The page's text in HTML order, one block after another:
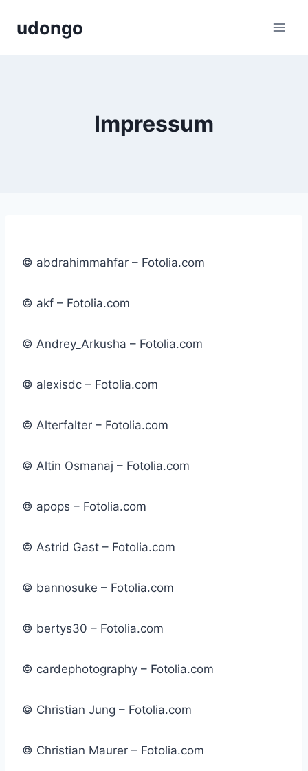
Inhaltudongo
Impressum
© abdrahimmahfar – Fotolia.com
© akf – Fotolia.com
© Andrey_Arkusha – Fotolia.com
© alexisdc – Fotolia.com
© Alterfalter – Fotolia.com
© Altin Osmanaj – Fotolia.com
© apops – Fotolia.com
© Astrid Gast – Fotolia.com
© bannosuke – Fotolia.com
© bertys30 – Fotolia.com
© cardephotography – Fotolia.com
© Christian Jung – Fotolia.com
© Christian Maurer – Fotolia.com